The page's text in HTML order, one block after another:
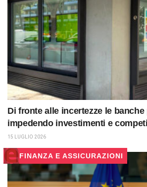
Di fronte alle incertezze le
impedendo investimenti e
15 LUGLIO 2026
FINANZA E ASSICURAZIONI